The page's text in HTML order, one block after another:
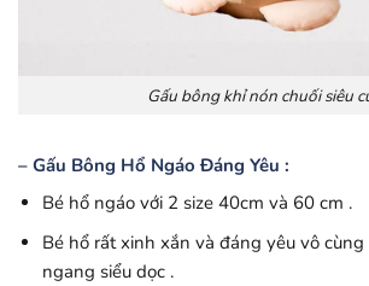
Gấu bông khỉ nón chuối siêu
– Gấu Bông Hổ Ngáo Đáng Yêu :
Bé hổ ngáo với 2 size 40cm và 60 cm .
Bé hổ rất xinh xắn và đáng yêu vô
ngang siểu dọc .